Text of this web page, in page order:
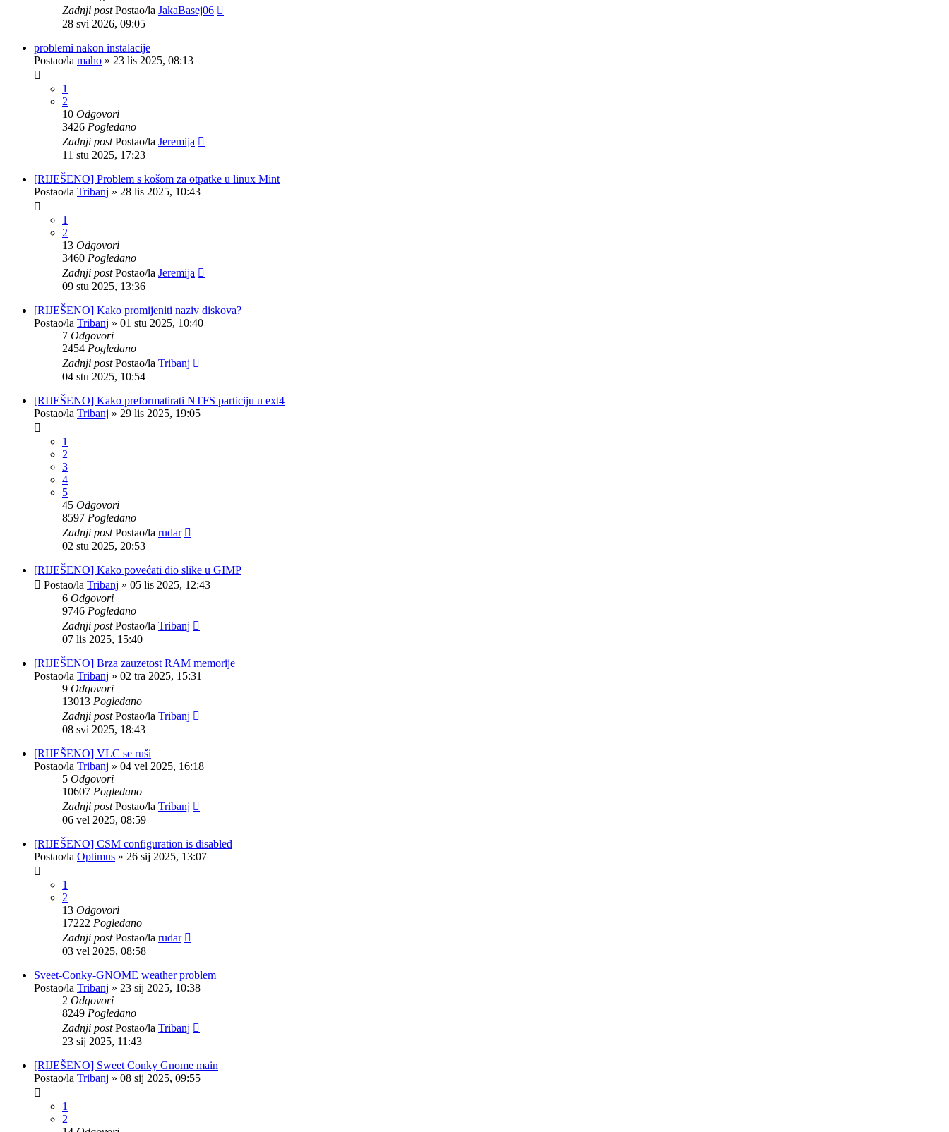
Zadnji postPostao/la JakaBasej06
28 svi 2026, 09:05
problemi nakon instalacije
Postao/la maho » 23 lis 2025, 08:13
1
2
10 Odgovori
3426 Pogledano
Zadnji postPostao/la Jeremija
11 stu 2025, 17:23
[RIJEŠENO] Problem s košom za otpatke u linux Mint
Postao/la Tribanj » 28 lis 2025, 10:43
1
2
13 Odgovori
3460 Pogledano
Zadnji postPostao/la Jeremija
09 stu 2025, 13:36
[RIJEŠENO] Kako promijeniti naziv diskova?
Postao/la Tribanj » 01 stu 2025, 10:40
7 Odgovori
2454 Pogledano
Zadnji postPostao/la Tribanj
04 stu 2025, 10:54
[RIJEŠENO] Kako preformatirati NTFS particiju u ext4
Postao/la Tribanj » 29 lis 2025, 19:05
1
2
3
4
5
45 Odgovori
8597 Pogledano
Zadnji postPostao/la rudar
02 stu 2025, 20:53
[RIJEŠENO] Kako povećati dio slike u GIMP
Postao/la Tribanj » 05 lis 2025, 12:43
6 Odgovori
9746 Pogledano
Zadnji postPostao/la Tribanj
07 lis 2025, 15:40
[RIJEŠENO] Brza zauzetost RAM memorije
Postao/la Tribanj » 02 tra 2025, 15:31
9 Odgovori
13013 Pogledano
Zadnji postPostao/la Tribanj
08 svi 2025, 18:43
[RIJEŠENO] VLC se ruši
Postao/la Tribanj » 04 vel 2025, 16:18
5 Odgovori
10607 Pogledano
Zadnji postPostao/la Tribanj
06 vel 2025, 08:59
[RIJEŠENO] CSM configuration is disabled
Postao/la Optimus » 26 sij 2025, 13:07
1
2
13 Odgovori
17222 Pogledano
Zadnji postPostao/la rudar
03 vel 2025, 08:58
Sveet-Conky-GNOME weather problem
Postao/la Tribanj » 23 sij 2025, 10:38
2 Odgovori
8249 Pogledano
Zadnji postPostao/la Tribanj
23 sij 2025, 11:43
[RIJEŠENO] Sweet Conky Gnome main
Postao/la Tribanj » 08 sij 2025, 09:55
1
2